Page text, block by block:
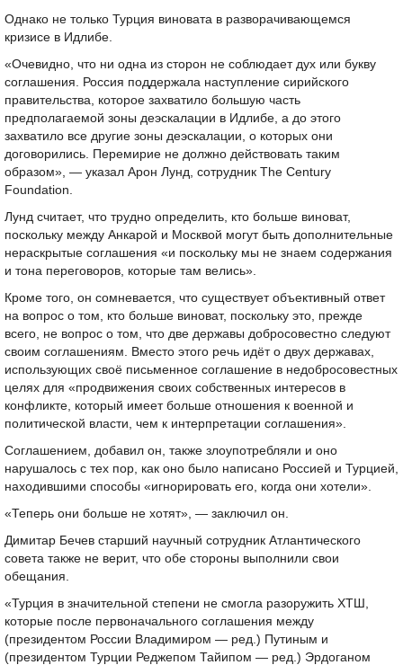
Однако не только Турция виновата в разворачивающемся
кризисе в Идлибе.
«Очевидно, что ни одна из сторон не соблюдает дух или букву
соглашения. Россия поддержала наступление сирийского
правительства, которое захватило большую часть
предполагаемой зоны деэскалации в Идлибе, а до этого
захватило все другие зоны деэскалации, о которых они
договорились. Перемирие не должно действовать таким
образом», — указал Арон Лунд, сотрудник The Century
Foundation.
Лунд считает, что трудно определить, кто больше виноват,
поскольку между Анкарой и Москвой могут быть дополнительные
нераскрытые соглашения «и поскольку мы не знаем содержания
и тона переговоров, которые там велись».
Кроме того, он сомневается, что существует объективный ответ
на вопрос о том, кто больше виноват, поскольку это, прежде
всего, не вопрос о том, что две державы добросовестно следуют
своим соглашениям. Вместо этого речь идёт о двух державах,
использующих своё письменное соглашение в недобросовестных
целях для «продвижения своих собственных интересов в
конфликте, который имеет больше отношения к военной и
политической власти, чем к интерпретации соглашения».
Соглашением, добавил он, также злоупотребляли и оно
нарушалось с тех пор, как оно было написано Россией и Турцией,
находившими способы «игнорировать его, когда они хотели».
«Теперь они больше не хотят», — заключил он.
Димитар Бечев старший научный сотрудник Атлантического
совета также не верит, что обе стороны выполнили свои
обещания.
«Турция в значительной степени не смогла разоружить ХТШ,
которые после первоначального соглашения между
(президентом России Владимиром — ред.) Путиным и
(президентом Турции Реджепом Тайипом — ред.) Эрдоганом